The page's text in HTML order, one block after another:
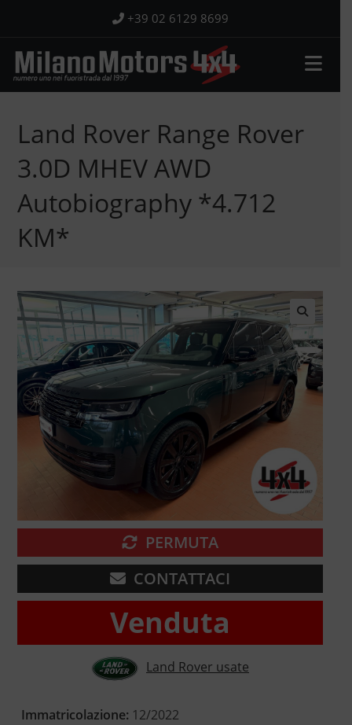
contenuto
+39 02 6129 8699
Land Rover Range Rover
3.0D MHEV AWD
Autobiography *4.712
KM*
🔍
PERMUTA
CONTATTACI
Venduta
Land Rover usate
Immatricolazione: 12/2022